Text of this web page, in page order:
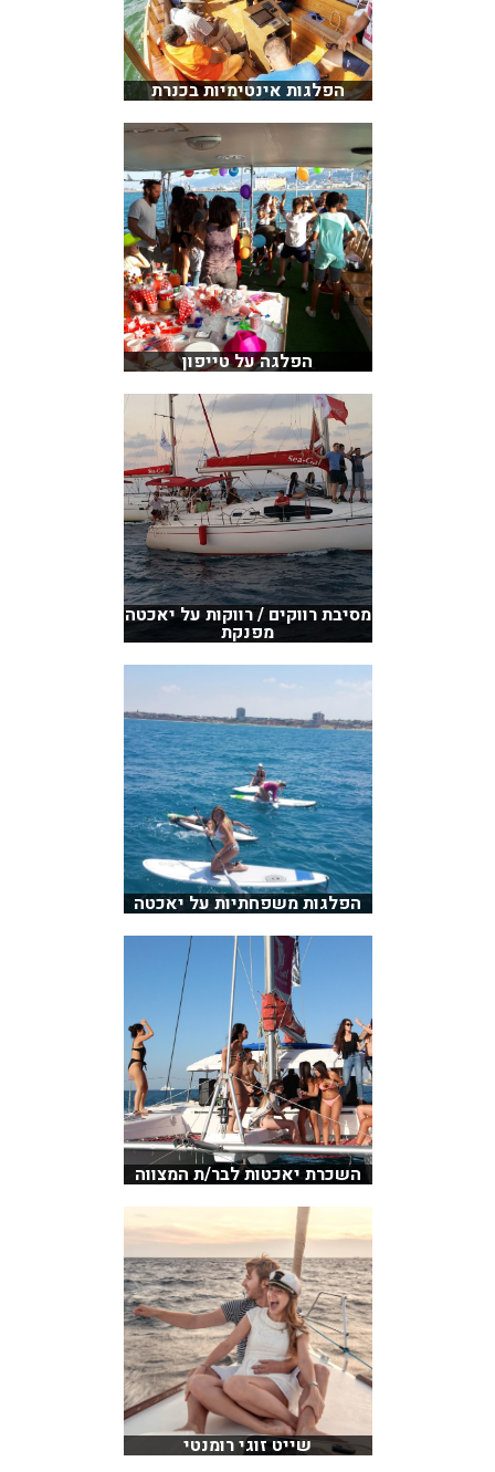
הפלגות אינטימיות בכנרת
הפלגה על טייפון
מסיבת רווקים / רווקות על יאכטה
מפנקת
הפלגות משפחתיות על יאכטה
השכרת יאכטות לבר/ת המצווה
שייט זוגי רומנטי